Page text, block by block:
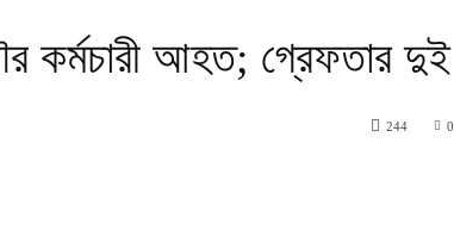
কর্মচারী আহত; গ্রেফতার দুই
0
244